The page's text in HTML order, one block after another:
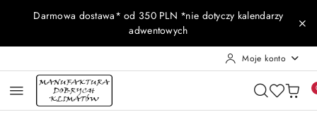
Przejdź do treści głównej
Przejdź do wyszukiwarki
Przejdź do moje konto
Przejdź do menu głównego
Przejdź do opisu produktu
Przejdź do stopki
Darmowa dostawa* od 350 PLN *nie dotyczy kalendarzy
adwentowych
Moje konto